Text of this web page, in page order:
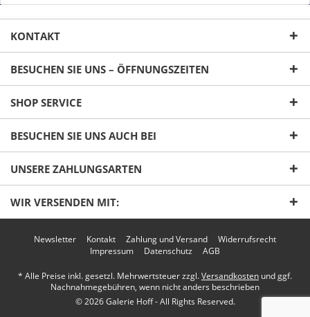
Ich habe dieDatenschutzerklärunggelesen,
verstanden und stimme zu. *
Senden
KONTAKT
BESUCHEN SIE UNS – ÖFFNUNGSZEITEN
SHOP SERVICE
BESUCHEN SIE UNS AUCH BEI
UNSERE ZAHLUNGSARTEN
WIR VERSENDEN MIT:
Newsletter Kontakt Zahlung und Versand
Widerrufsrecht
Impressum
Datenschutz AGB
* Alle Preise inkl. gesetzl. Mehrwertsteuer zzgl.Versandkosten und ggf.
Nachnahmegebühren, wenn nicht anders beschrieben
© 2026 Galerie Hoff - All Rights Reserved.